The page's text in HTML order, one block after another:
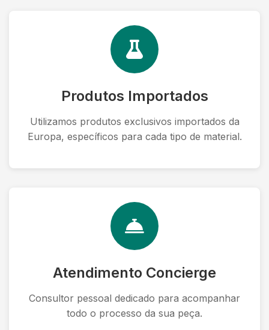
Produtos Importados
Utilizamos produtos exclusivos importados da
Europa, específicos para cada tipo de material.
Atendimento Concierge
Consultor pessoal dedicado para acompanhar
todo o processo da sua peça.